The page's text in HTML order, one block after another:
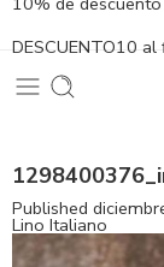
DESCUENTO10
Published
Lino Italiano